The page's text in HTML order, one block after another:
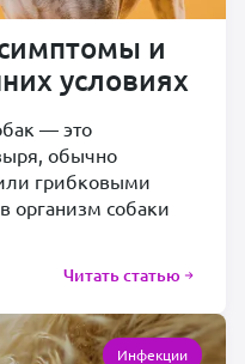
и
условиях
— это
обычно
грибковыми
организм собаки
Читать статью
Инфекции